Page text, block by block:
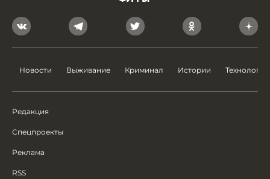
Новости Выживание Криминал Истории Технологии
Редакция
Спецпроекты
Реклама
RSS